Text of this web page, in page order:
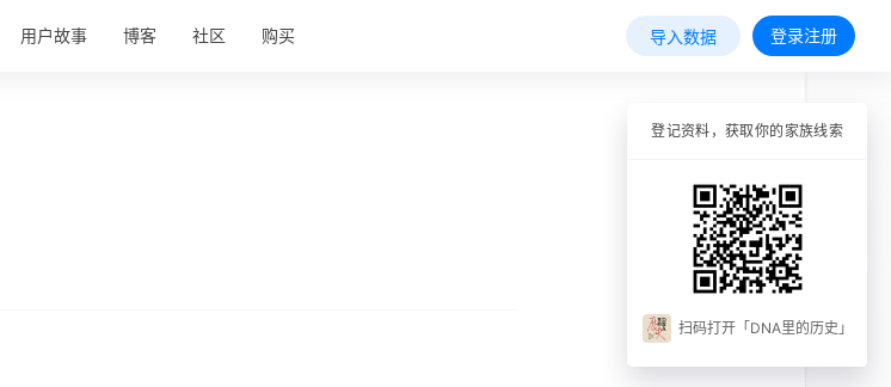
用户故事 博客 社区 购买 导入数据 登录注册
登记资料，获取你的家族线索
扫码打开「DNA里的历史」